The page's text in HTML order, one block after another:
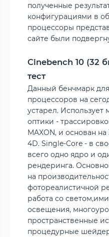
полученные
конфигурациями в
процессоры
сайте были
Cinebench 10 (32
тест
Данный бенчмарк
процессоров на
устарел. Использует
оптики -
MAXON, и основан
4D. Single-Core - в
всего одно ядро и
рендеринга.
на
фотореалистичной
работа со
освещения,
пространственные
процедурные